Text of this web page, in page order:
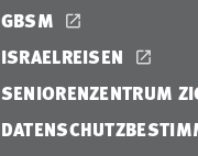
GBSM
ISRAELREISEN
SENIORENZENTRUM